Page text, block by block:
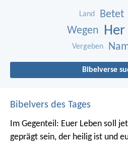
Land Betet
Wegen Her
Vergeben
Bibelverse
Bibelvers des Tages
Im Gegenteil: Euer Leben soll
geprägt sein, der heilig ist und